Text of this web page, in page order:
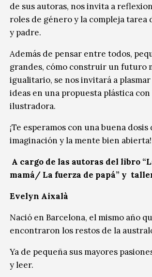
de sus autoras, nos invita a
roles de género y la compleja tarea
y padre.
Además de pensar entre todos,
grandes, cómo construir un futuro
igualitario, se nos invitará a
ideas en una propuesta plástica con
ilustradora.
¡Te esperamos con una buena dosis
imaginación y la mente bien abierta!
A cargo de las autoras del libro
mamá/ La fuerza de papá” y
Evelyn Aixalà
Nació en Barcelona, el mismo año
encontraron los restos de la
Ya de pequeña sus mayores
y leer.